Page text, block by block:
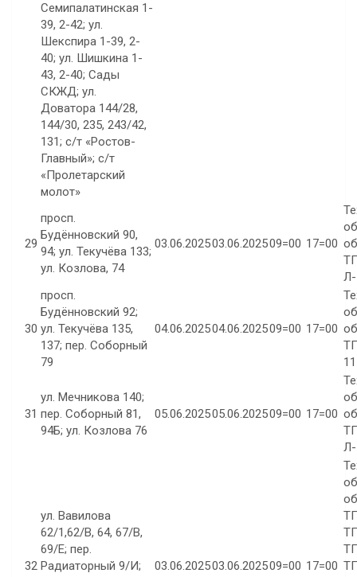
Семипалатинская 1-
39, 2-42; ул.
Шекспира 1-39, 2-
40; ул. Шишкина 1-
43, 2-40; Сады
СКЖД; ул.
Доватора 144/28,
144/30, 235, 243/42,
131; с/т «Ростов-
Главный»; с/т
«Пролетарский
молот»
29
просп.
Будённовский 90,
94; ул. Текучёва 133;
ул. Козлова, 74
03.06.202503.06.202509=00 17=00
Л-
30
просп.
Будённовский 92;
ул. Текучёва 135,
137; пер. Соборный
79
04.06.202504.06.202509=00 17=00
31
ул. Мечникова 140;
пер. Соборный 81,
94Б; ул. Козлова 76
05.06.202505.06.202509=00 17=00
Л-
32
ул. Вавилова
62/1,62/В, 64, 67/В,
69/Е; пер.
Радиаторный 9/И;
03.06.202503.06.202509=00 17=00